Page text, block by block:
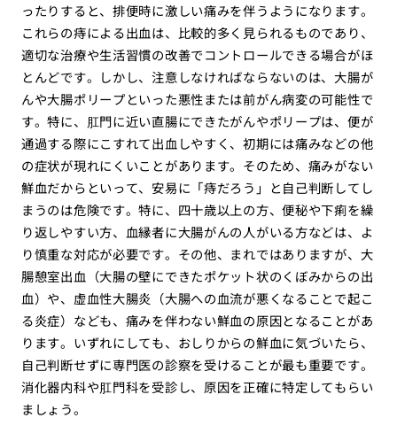
ったりすると、排便時に激しい痛みを伴うようになります。
これらの痔による出血は、比較的多く見られるものであり、
適切な治療や生活習慣の改善でコントロールできる場合がほ
とんどです。しかし、注意しなければならないのは、大腸が
んや大腸ポリープといった悪性または前がん病変の可能性で
す。特に、肛門に近い直腸にできたがんやポリープは、便が
通過する際にこすれて出血しやすく、初期には痛みなどの他
の症状が現れにくいことがあります。そのため、痛みがない
鮮血だからといって、安易に「痔だろう」と自己判断してし
まうのは危険です。特に、四十歳以上の方、便秘や下痢を繰
り返しやすい方、血縁者に大腸がんの人がいる方などは、よ
り慎重な対応が必要です。その他、まれではありますが、大
腸憩室出血（大腸の壁にできたポケット状のくぼみからの出
血）や、虚血性大腸炎（大腸への血流が悪くなることで起こ
る炎症）なども、痛みを伴わない鮮血の原因となることがあ
ります。いずれにしても、おしりからの鮮血に気づいたら、
自己判断せずに専門医の診察を受けることが最も重要です。
消化器内科や肛門科を受診し、原因を正確に特定してもらい
ましょう。